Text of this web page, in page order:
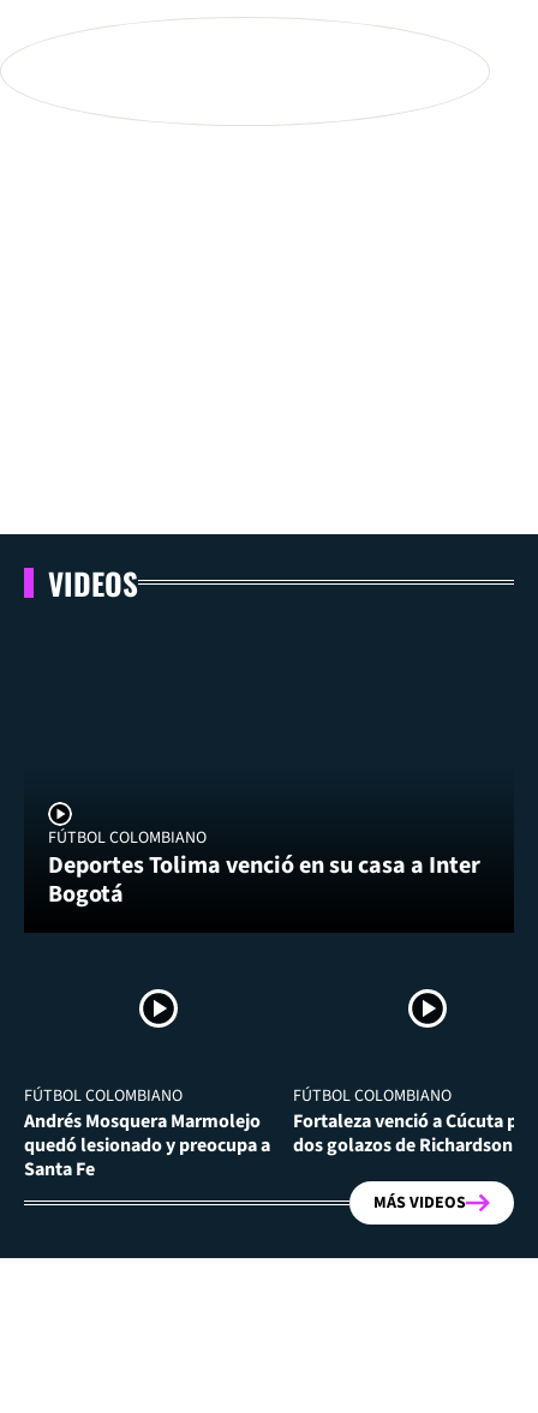
VIDEOS
FÚTBOL COLOMBIANO
Deportes Tolima venció en su casa a Inter
Bogotá
FÚTBOL COLOMBIANO
Andrés Mosquera Marmolejo
quedó lesionado y preocupa a
Santa Fe
FÚTBOL COLOMBIANO
Fortaleza venció a Cúcuta por
dos golazos de Richardson
MÁS VIDEOS